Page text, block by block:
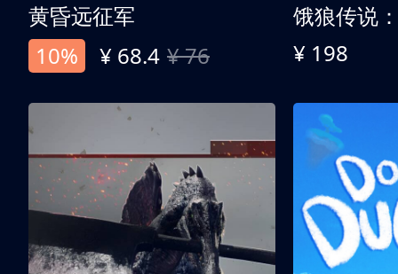
黄昏远征军
10%
¥ 68.4 ¥ 76 ¥ 198